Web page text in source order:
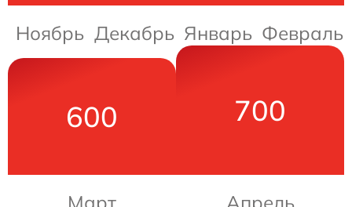
Ноябрь Декабрь Январь Февраль
600
Март
700
Апрель